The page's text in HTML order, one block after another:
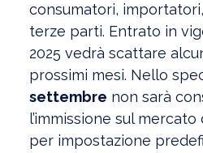
consumatori,
terze parti. Entrato in
2025 vedrà scattare
prossimi mesi. Nello
settembre non sarà
l’immissione sul
per impostazione